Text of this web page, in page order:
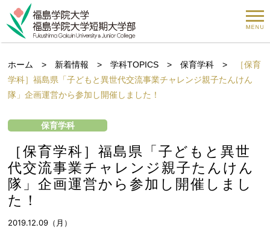
ホーム > 新着情報 >学科TOPICS >保育学科 >
［保育
学科］福島県「子どもと異世代交流事業チャレンジ親子たんけん
隊」企画運営から参加し開催しました！
保育学科
［保育学科］福島県「子どもと異世
代交流事業チャレンジ親子たんけん
隊」企画運営から参加し開催しまし
た！
2019.12.09（月）